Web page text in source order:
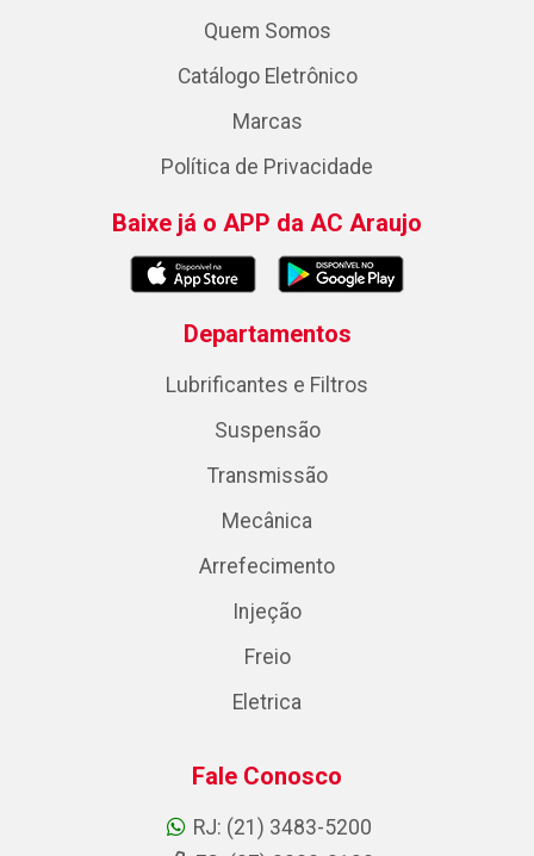
Quem Somos
Catálogo Eletrônico
Marcas
Política de Privacidade
Baixe já o APP da AC Araujo
Departamentos
Lubrificantes e Filtros
Suspensão
Transmissão
Mecânica
Arrefecimento
Injeção
Freio
Eletrica
Fale Conosco
RJ: (21) 3483-5200